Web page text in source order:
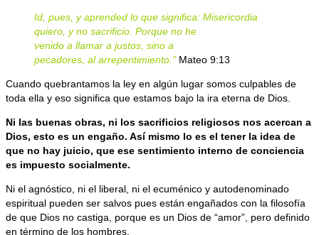
Id, pues, y aprended lo que significa: Misericordia
quiero, y no sacrificio. Porque no he
venido a llamar a justos, sino a
pecadores, al arrepentimiento.” Mateo 9:13
Cuando quebrantamos la ley en algún lugar somos culpables de
toda ella y eso significa que estamos bajo la ira eterna de Dios.
Ni las buenas obras, ni los sacrificios religiosos nos acercan a
Dios, esto es un engaño. Así mismo lo es el tener la idea de
que no hay juicio, que ese sentimiento interno de conciencia
es impuesto socialmente.
Ni el agnóstico, ni el liberal, ni el ecuménico y autodenominado
espiritual pueden ser salvos pues están engañados con la filosofía
de que Dios no castiga, porque es un Dios de “amor”, pero definido
en término de los hombres.